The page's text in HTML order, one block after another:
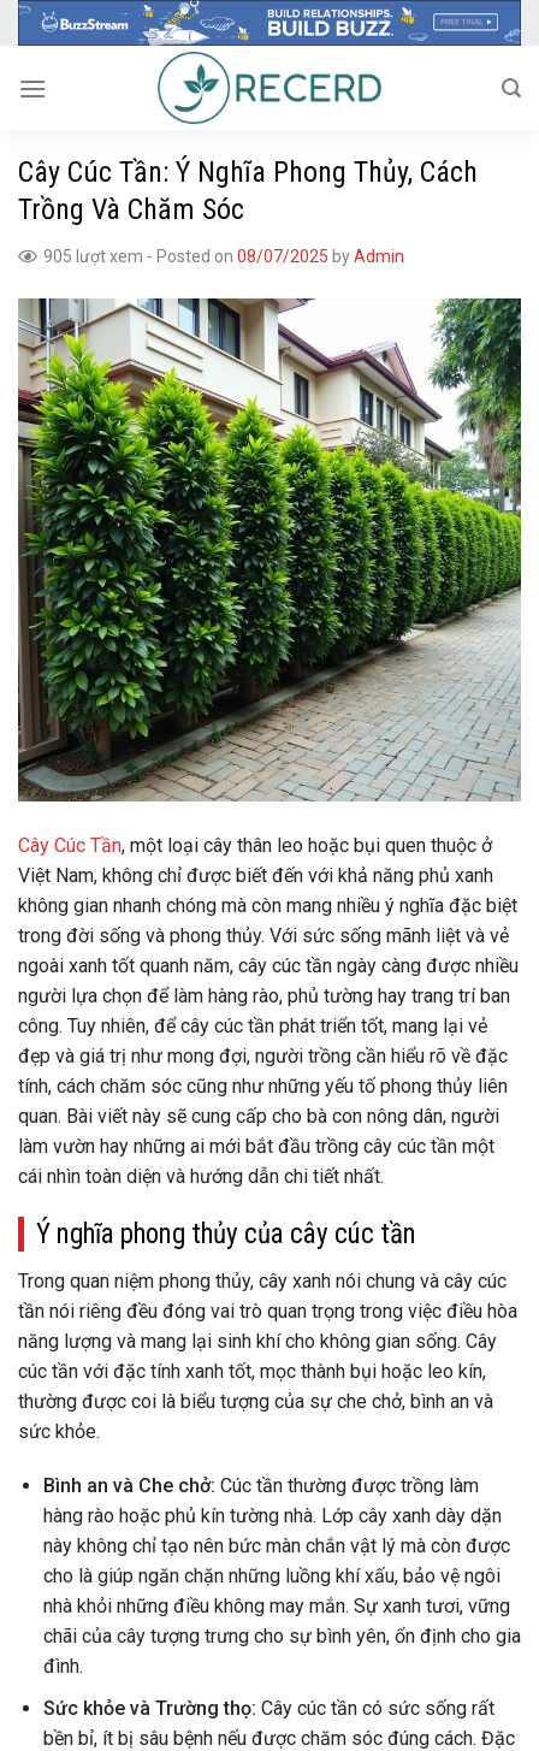
Skip
content
Cây Cúc Tần: Ý Nghĩa Phong Thủy, Cách
Trồng Và Chăm Sóc
905 lượt xem - Posted on 08/07/2025 byAdmin
Cây Cúc Tần, một loại cây thân leo hoặc bụi quen thuộc ở
Việt Nam, không chỉ được biết đến với khả năng phủ xanh
không gian nhanh chóng mà còn mang nhiều ý nghĩa đặc biệt
trong đời sống và phong thủy. Với sức sống mãnh liệt và vẻ
ngoài xanh tốt quanh năm, cây cúc tần ngày càng được nhiều
người lựa chọn để làm hàng rào, phủ tường hay trang trí ban
công. Tuy nhiên, để cây cúc tần phát triển tốt, mang lại vẻ
đẹp và giá trị như mong đợi, người trồng cần hiểu rõ về đặc
tính, cách chăm sóc cũng như những yếu tố phong thủy liên
quan. Bài viết này sẽ cung cấp cho bà con nông dân, người
làm vườn hay những ai mới bắt đầu trồng cây cúc tần một
cái nhìn toàn diện và hướng dẫn chi tiết nhất.
Ý nghĩa phong thủy của cây cúc tần
Trong quan niệm phong thủy, cây xanh nói chung và cây cúc
tần nói riêng đều đóng vai trò quan trọng trong việc điều hòa
năng lượng và mang lại sinh khí cho không gian sống. Cây
cúc tần với đặc tính xanh tốt, mọc thành bụi hoặc leo kín,
thường được coi là biểu tượng của sự che chở, bình an và
sức khỏe.
Bình an và Che chở: Cúc tần thường được trồng làm
hàng rào hoặc phủ kín tường nhà. Lớp cây xanh dày dặn
này không chỉ tạo nên bức màn chắn vật lý mà còn được
cho là giúp ngăn chặn những luồng khí xấu, bảo vệ ngôi
nhà khỏi những điều không may mắn. Sự xanh tươi, vững
chãi của cây tượng trưng cho sự bình yên, ổn định cho gia
đình.
Sức khỏe và Trường thọ: Cây cúc tần có sức sống rất
bền bỉ, ít bị sâu bệnh nếu được chăm sóc đúng cách. Đặc